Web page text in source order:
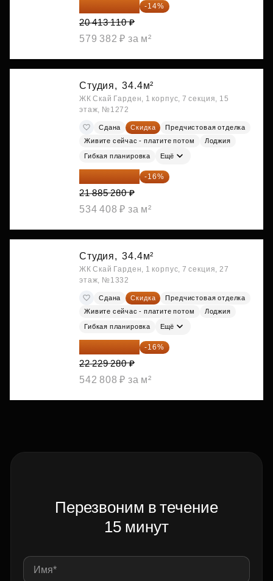
17 555 275 ₽ -14%
20 413 110 ₽
579 382 ₽ за м²
Студия, 34.4м²
ЖК Скай Гарден, 1 корпус, 7 секция, 15
этаж, №1272
Сдана Скидка
Предчистовая отделка
Живите сейчас - платите потом
Лоджия
Гибкая планировка Ещё
18 383 635 ₽ -16%
21 885 280 ₽
534 408 ₽ за м²
Студия, 34.4м²
ЖК Скай Гарден, 1 корпус, 7 секция, 27
этаж, №1332
Сдана Скидка
Предчистовая отделка
Живите сейчас - платите потом
Лоджия
Гибкая планировка Ещё
18 672 595 ₽ -16%
22 229 280 ₽
542 808 ₽ за м²
Перезвоним в течение
15 минут